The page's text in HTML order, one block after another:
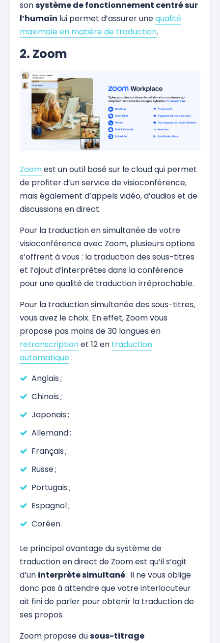
sonsystème de fonctionnement centré sur
l’humain lui permet d’assurer unequalité
maximale en matière de traduction.
2. Zoom
Zoomest un outil basé sur le cloud qui permet
de profiter d’un service de visioconférence,
mais également d’appels vidéo, d’audios et de
discussions en direct.
Pour la traduction en simultanée de votre
visioconférence avec Zoom, plusieurs options
s’offrent à vous : la traduction des sous-titres
et l’ajout d’interprètes dans la conférence
pour une qualité de traduction irréprochable.
Pour la traduction simultanée des sous-titres,
vous avez le choix. En effet, Zoom vous
propose pas moins de 30 langues en
retranscriptionet 12 en traduction
automatique:
Anglais ;
Chinois ;
Japonais ;
Allemand ;
Français ;
Russe ;
Portugais ;
Espagnol ;
Coréen.
Le principal avantage du système de
traduction en direct de Zoom est qu’il s’agit
d’un interprète simultané: il ne vous oblige
donc pas à attendre que votre interlocuteur
ait fini de parler pour obtenir la traduction de
ses propos.
Zoom propose dusous-titrage